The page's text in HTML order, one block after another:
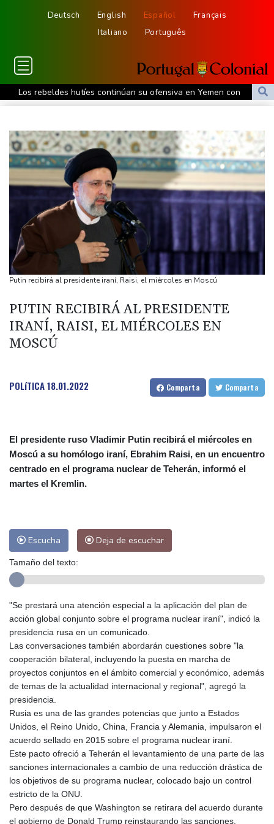
Deutsch English Español
Français
Italiano
Português
Los rebeldes hutíes continúan su ofensiva en Yemen con
ataques en una región petrolera
otra cepa del ébola
Arabia Saudita, Pakistán y Turquía firman un pacto de defensa
en medio de la tensión con Irán
México y Perú restablecen sus relaciones diplomáticas tras una
disputa por asilo
EEUU pierde empleos, un golpe a las afirmaciones de Trump
sobre la economía
España amenaza a Italia con "medidas" si no pone fin a los
controles en la frontera
Notre-Dame, Campos Elíseos y víctimas de abusos: la agenda del
papa en Francia
El desempleo en Francia sube al 8,3%, su nivel más alto desde la
pandemia
discoteca
Putin recibirá al presidente iraní, Raisi, el miércoles en Moscú
PUTIN RECIBIRÁ AL PRESIDENTE
IRANÍ, RAISI, EL MIÉRCOLES EN
MOSCÚ
POLíTICA18.01.2022 Comparta Comparta
El presidente ruso Vladimir Putin recibirá el miércoles en
Moscú a su homólogo iraní, Ebrahim Raisi, en un encuentro
centrado en el programa nuclear de Teherán, informó el
martes el Kremlin.
Escucha Deja de escuchar
Tamaño del texto:
"Se prestará una atención especial a la aplicación del plan de
acción global conjunto sobre el programa nuclear iraní", indicó la
presidencia rusa en un comunicado.
Las conversaciones también abordarán cuestiones sobre "la
cooperación bilateral, incluyendo la puesta en marcha de
proyectos conjuntos en el ámbito comercial y económico, además
de temas de la actualidad internacional y regional", agregó la
presidencia.
Rusia es una de las grandes potencias que junto a Estados
Unidos, el Reino Unido, China, Francia y Alemania, impulsaron el
acuerdo sellado en 2015 sobre el programa nuclear iraní.
Este pacto ofreció a Teherán el levantamiento de una parte de las
sanciones internacionales a cambio de una reducción drástica de
los objetivos de su programa nuclear, colocado bajo un control
estricto de la ONU.
Pero después de que Washington se retirara del acuerdo durante
el gobierno de Donald Trump reinstaurando las sanciones,